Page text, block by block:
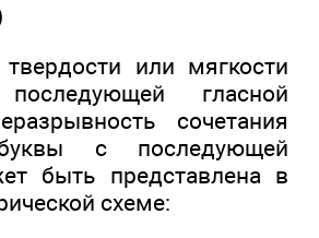
твердости или мягкости
последующей гласной
сочетания
с последующей
быть представлена в
схеме: